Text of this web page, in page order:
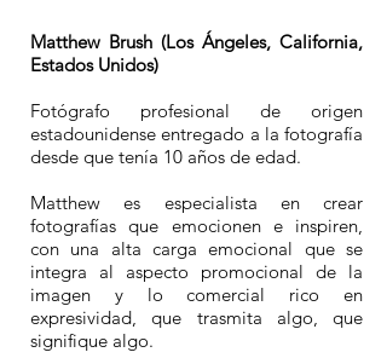
Matthew Brush (Los Ángeles, California,
Estados Unidos)
Fotógrafo profesional de origen
estadounidense entregado a la fotografía
desde que tenía 10 años de edad.
Matthew es especialista en crear
fotografías que emocionen e inspiren,
con una alta carga emocional que se
integra al aspecto promocional de la
imagen y lo comercial rico en
expresividad, que trasmita algo, que
signifique algo.